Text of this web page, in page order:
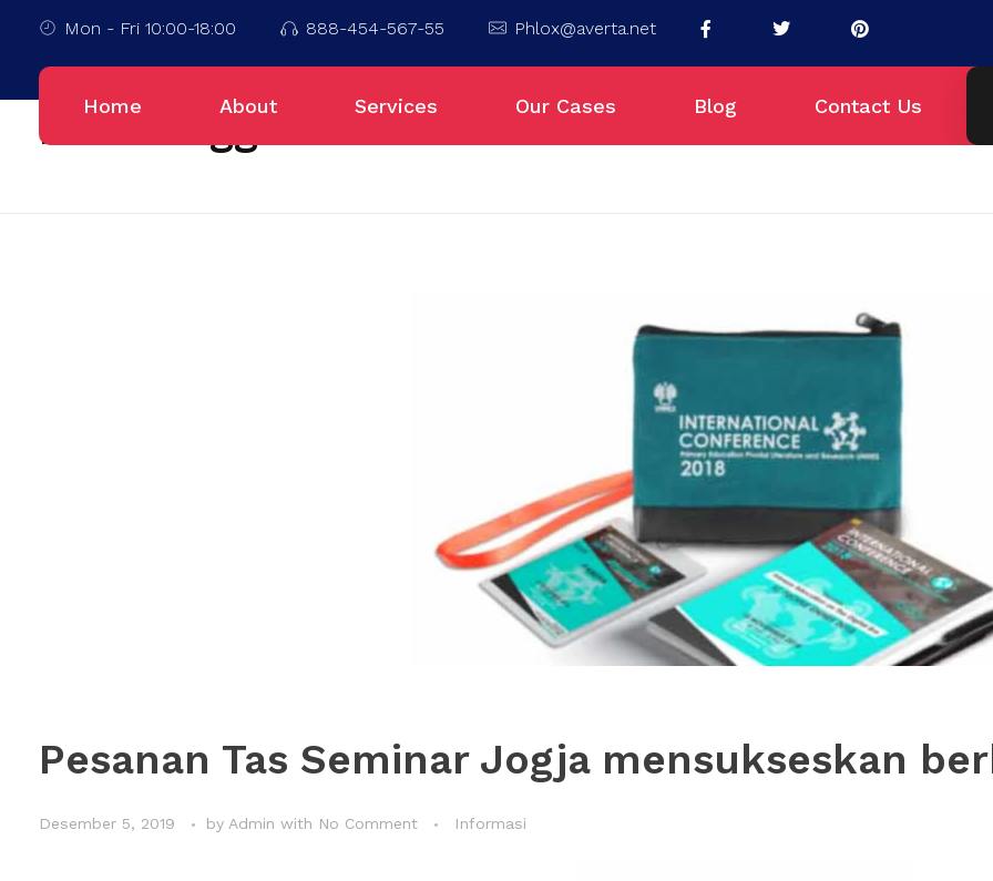
Mon - Fri 10:00-18:00 888-454-567-55 Phlox@averta.net
Home About Services Our Cases Blog Contact Us
Home Pesanan Tas
Posts tagged: Pesanan Tas
Pesanan Tas Seminar Jogja mensukseskan
Desember 5, 2019 by Admin with No Comment Informasi